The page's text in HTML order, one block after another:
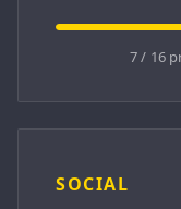
7 / 16
SOCIAL